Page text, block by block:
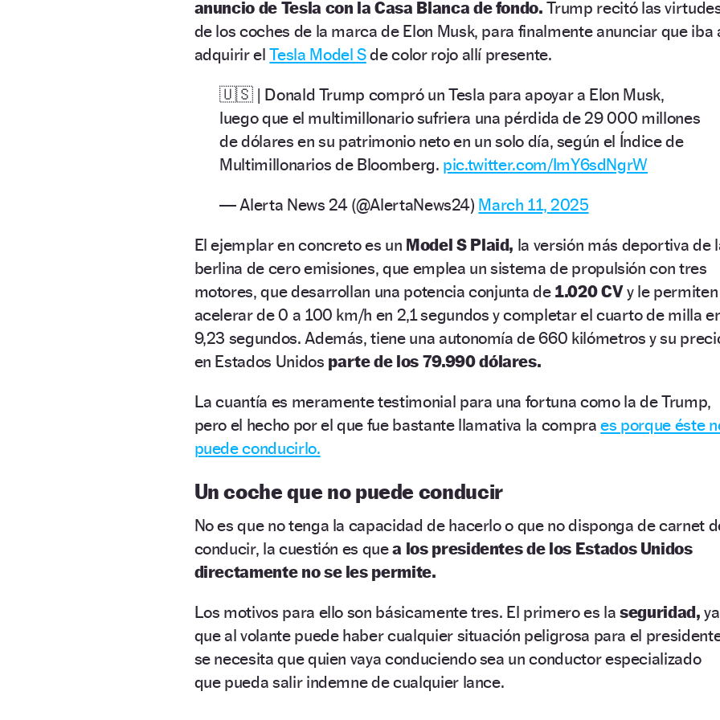
anuncio de Tesla con la Casa Blanca de fondo.Trump recitó las
de los coches de la marca de Elon Musk, para finalmente anunciar que iba
adquirir elTesla Model Sde color rojo allí presente.
🇺🇸 | Donald Trump compró un Tesla para apoyar a Elon Musk,
luego que el multimillonario sufriera una pérdida de 29 000 millones
de dólares en su patrimonio neto en un solo día, según el Índice de
Multimillonarios de Bloomberg. pic.twitter.com/ImY6sdNgrW
— Alerta News 24 (@AlertaNews24) March 11, 2025
El ejemplar en concreto es un Model S Plaid, la versión más deportiva de
berlina de cero emisiones, que emplea un sistema de propulsión con tres
motores, que desarrollan una potencia conjunta de 1.020 CVy le permiten
acelerar de 0 a 100 km/h en 2,1 segundos y completar el cuarto de milla
9,23 segundos. Además, tiene una autonomía de 660 kilómetros y su
en Estados Unidos parte de los 79.990 dólares.
La cuantía es meramente testimonial para una fortuna como la de Trump,
pero el hecho por el que fue bastante llamativa la compraes porque éste
puede conducirlo.
Un coche que no puede conducir
No es que no tenga la capacidad de hacerlo o que no disponga de carnet
conducir, la cuestión es quea los presidentes de los Estados Unidos
directamente no se les permite.
Los motivos para ello son básicamente tres. El primero es la seguridad,ya
que al volante puede haber cualquier situación peligrosa para el
se necesita que quien vaya conduciendo sea un conductor especializado
que pueda salir indemne de cualquier lance.